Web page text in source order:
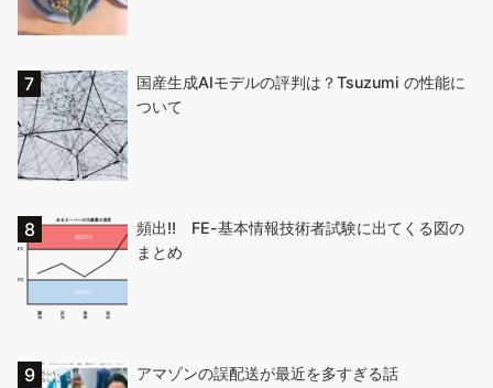
国産生成AIモデルの評判は？Tsuzumi の性能に
ついて
頻出!! FE-基本情報技術者試験に出てくる図の
まとめ
アマゾンの誤配送が最近を多すぎる話